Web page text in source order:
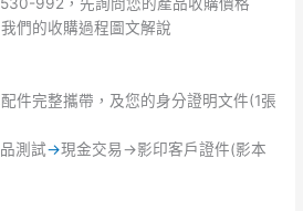
我們的收購過程圖文解說
件完整攜帶，及您的身分證明文件(1張
測試->現金交易->影印客戶證件(影本